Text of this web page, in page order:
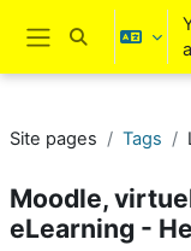
Skip to main content
Side panel
Toggle search
Site pages Tags
Moodle,
eLearning -